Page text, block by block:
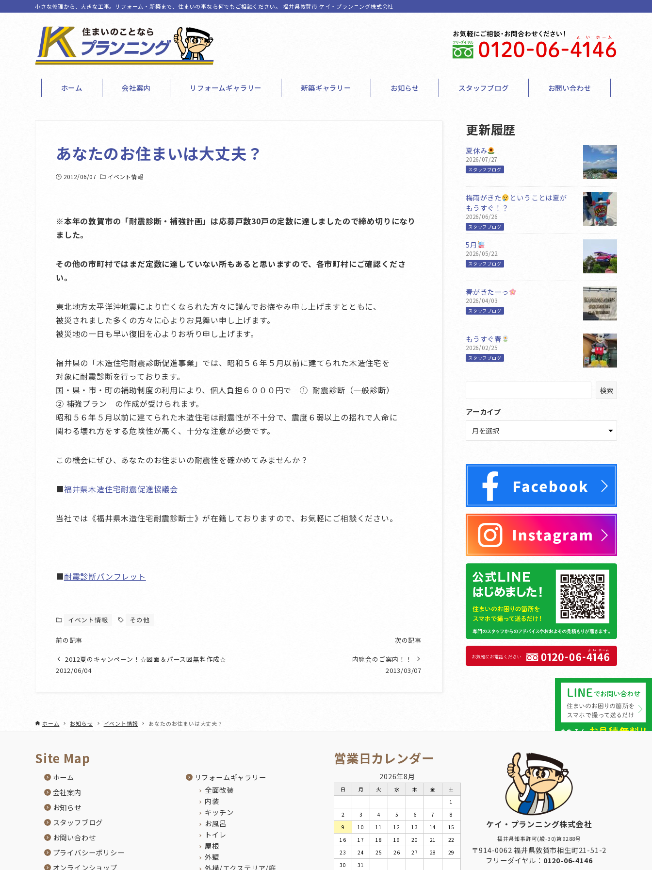
小さな修理から、大きな工事。リフォーム・新築まで、住まいの事なら何でもご相談ください。 福井県敦賀市 ケイ・プランニング株式会社
ホーム 会社案内 リフォームギャラリー 新築ギャラリー お知らせ スタッフブログ お問い合わせ
あなたのお住まいは大丈夫？
2012/06/07 イベント情報
※本年の敦賀市の「耐震診断・補強計画」は応募戸数30戸の定数に達しましたので締め切りになり
ました。
その他の市町村ではまだ定数に達していない所もあると思いますので、各市町村にご確認くださ
い。
東北地方太平洋沖地震により亡くなられた方々に謹んでお悔やみ申し上げますとともに、
被災されました多くの方々に心よりお見舞い申し上げます。
被災地の一日も早い復旧を心よりお祈り申し上げます。
福井県の「木造住宅耐震診断促進事業」では、昭和５６年５月以前に建てられた木造住宅を
対象に耐震診断を行っております。
国・県・市・町の補助制度の利用により、個人負担６０００円で ① 耐震診断（一般診断）
② 補強プラン の作成が受けられます。
昭和５６年５月以前に建てられた木造住宅は耐震性が不十分で、震度６弱以上の揺れで人命に
関わる壊れ方をする危険性が高く、十分な注意が必要です。
この機会にぜひ、あなたのお住まいの耐震性を確かめてみませんか？
■福井県木造住宅耐震促進協議会
当社では《福井県木造住宅耐震診断士》が在籍しておりますので、お気軽にご相談ください。
■耐震診断パンフレット
イベント情報 その他
前の記事
2012夏のキャンペーン！☆図面＆パース図無料作成☆
2012/06/04
次の記事
内覧会のご案内！！
2013/03/07
更新履歴
夏休み
2026/07/27
スタッフブログ
梅雨がきた
ということは夏が
もうすぐ！？
2026/06/26
スタッフブログ
5月
2026/05/22
スタッフブログ
春がきたーっ
2026/04/03
スタッフブログ
もうすぐ春
2026/02/25
スタッフブログ
索
検索
アーカイブ
ホーム お知らせ イベント情報 あなたのお住まいは大丈夫？
Site Map
ホーム
会社案内
お知らせ
スタッフブログ
お問い合わせ
プライバシーポリシー
オンラインショップ
リフォームギャラリー
全面改装
内装
キッチン
お風呂
トイレ
屋根
外壁
営業日カレンダー
2026年8月
日 月 火 水 木 金
土
1
2
3 4 5 6 7
8
9
10 11 12 13 14
15
16
17 18 19 20 21
22
23
24 25 26 27 28
29
30
31
ケイ・プランニング株式会社
福井県知事許可(般-30)第9288号
〒914-0062 福井県敦賀市相生町21-51-2
フリーダイヤル： 0120-06-4146